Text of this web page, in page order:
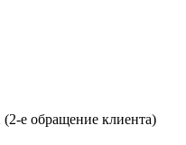
(2-е обращение клиента)